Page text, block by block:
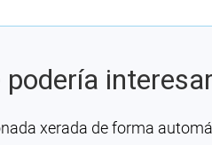
interesar
xerada de forma